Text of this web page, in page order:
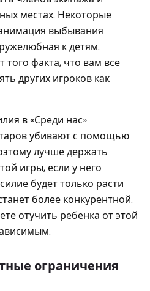
местах. Некоторые
выбывания
к детям.
того факта, что вам все
других игроков как
в «Среди нас»
убивают с помощью
лучше держать
игры, если у него
будет только расти
более конкурентной.
отучить ребенка от этой
ограничения